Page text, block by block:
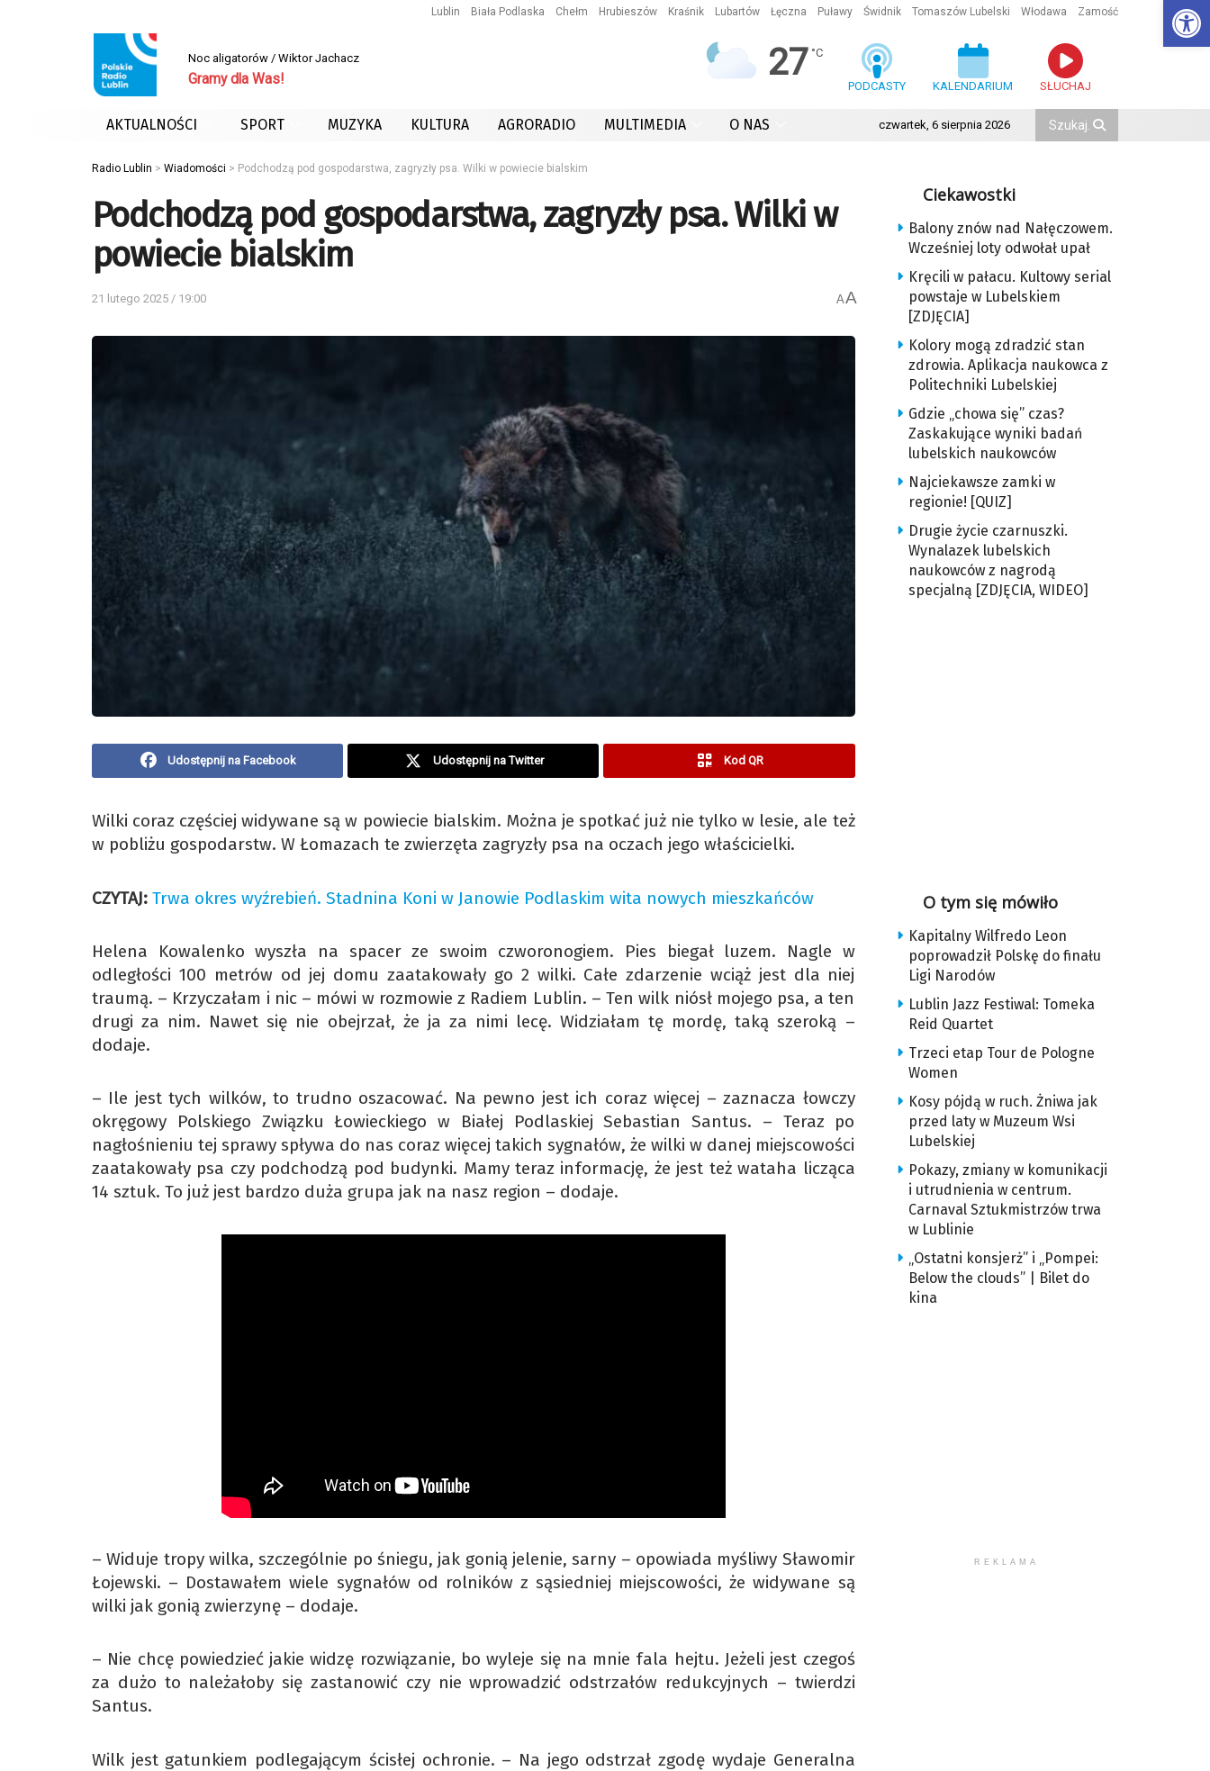
Lublin Biała Podlaska Chełm Hrubieszów Kraśnik Lubartów Łęczna Puławy Świdnik Tomaszów Lubelski Włodawa Zamość
Noc aligatorów / Wiktor Jachacz
Gramy dla Was! 27 °C
PODCASTY KALENDARIUM SŁUCHAJ
AKTUALNOŚCI SPORT MUZYKA KULTURA AGRORADIO MULTIMEDIA O NAS czwartek, 6 sierpnia 2026
Radio Lublin > Wiadomości > Podchodzą pod gospodarstwa, zagryzły psa. Wilki w powiecie bialskim
Podchodzą pod gospodarstwa, zagryzły psa. Wilki w
powiecie bialskim
21 lutego 2025 / 19:00 AA
Udostępnij na Facebook Udostępnij na Twitter Kod QR
Wilki coraz częściej widywane są w powiecie bialskim. Można je spotkać już nie tylko w lesie, ale też
w pobliżu gospodarstw. W Łomazach te zwierzęta zagryzły psa na oczach jego właścicielki.
CZYTAJ: Trwa okres wyźrebień. Stadnina Koni w Janowie Podlaskim wita nowych mieszkańców
Helena Kowalenko wyszła na spacer ze swoim czworonogiem. Pies biegał luzem. Nagle w
odległości 100 metrów od jej domu zaatakowały go 2 wilki. Całe zdarzenie wciąż jest dla niej
traumą. – Krzyczałam i nic – mówi w rozmowie z Radiem Lublin. – Ten wilk niósł mojego psa, a ten
drugi za nim. Nawet się nie obejrzał, że ja za nimi lecę. Widziałam tę mordę, taką szeroką –
dodaje.
– Ile jest tych wilków, to trudno oszacować. Na pewno jest ich coraz więcej – zaznacza łowczy
okręgowy Polskiego Związku Łowieckiego w Białej Podlaskiej Sebastian Santus. – Teraz po
nagłośnieniu tej sprawy spływa do nas coraz więcej takich sygnałów, że wilki w danej miejscowości
zaatakowały psa czy podchodzą pod budynki. Mamy teraz informację, że jest też wataha licząca
14 sztuk. To już jest bardzo duża grupa jak na nasz region – dodaje.
– Widuje tropy wilka, szczególnie po śniegu, jak gonią jelenie, sarny – opowiada myśliwy Sławomir
Łojewski. – Dostawałem wiele sygnałów od rolników z sąsiedniej miejscowości, że widywane są
wilki jak gonią zwierzynę – dodaje.
– Nie chcę powiedzieć jakie widzę rozwiązanie, bo wyleje się na mnie fala hejtu. Jeżeli jest czegoś
za dużo to należałoby się zastanowić czy nie wprowadzić odstrzałów redukcyjnych – twierdzi
Santus.
Wilk jest gatunkiem podlegającym ścisłej ochronie. – Na jego odstrzał zgodę wydaje Generalna
Ciekawostki
Balony znów nad Nałęczowem.
Wcześniej loty odwołał upał
Kręcili w pałacu. Kultowy serial
powstaje w Lubelskiem
[ZDJĘCIA]
Kolory mogą zdradzić stan
zdrowia. Aplikacja naukowca z
Politechniki Lubelskiej
Gdzie „chowa się” czas?
Zaskakujące wyniki badań
lubelskich naukowców
Najciekawsze zamki w
regionie! [QUIZ]
Drugie życie czarnuszki.
Wynalazek lubelskich
naukowców z nagrodą
specjalną [ZDJĘCIA, WIDEO]
O tym się mówiło
Kapitalny Wilfredo Leon
poprowadził Polskę do finału
Ligi Narodów
Lublin Jazz Festiwal: Tomeka
Reid Quartet
Trzeci etap Tour de Pologne
Women
Kosy pójdą w ruch. Żniwa jak
przed laty w Muzeum Wsi
Lubelskiej
Pokazy, zmiany w komunikacji
i utrudnienia w centrum.
Carnaval Sztukmistrzów trwa
w Lublinie
„Ostatni konsjerż” i „Pompei:
Below the clouds” | Bilet do
kina
REKLAMA